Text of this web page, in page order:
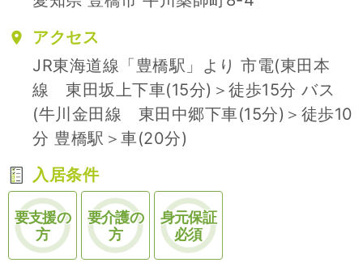
アクセス
JR東海道線「豊橋駅」より 市電(東田本
線 東田坂上下車(15分)＞徒歩15分 バス
(牛川金田線 東田中郷下車(15分)＞徒歩10
分 豊橋駅＞車(20分)
入居条件
要支援の
方
要介護の
方
身元保証
必須